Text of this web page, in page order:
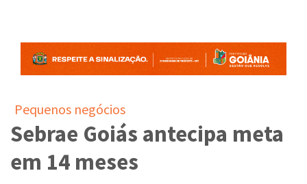
Pequenos negócios
Sebrae Goiás antecipa meta
em 14 meses